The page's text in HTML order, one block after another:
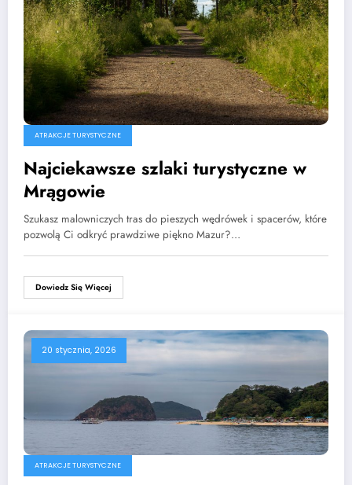
ATRAKCJE TURYSTYCZNE
Najciekawsze szlaki turystyczne w
Mrągowie
Szukasz malowniczych tras do pieszych wędrówek i spacerów, które
pozwolą Ci odkryć prawdziwe piękno Mazur?…
Dowiedz Się Więcej
20 stycznia, 2026
ATRAKCJE TURYSTYCZNE